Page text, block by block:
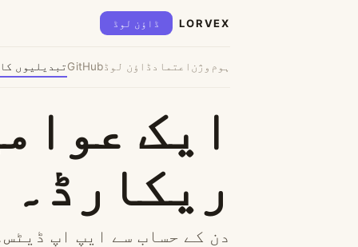
LORVEX ڈاؤن لوڈ
ہوم وژن اعتماد ڈاؤن لوڈGitHubتبدیلیوں کا
ایک
ریکارڈ۔
دن کے حساب سے ایپ اپ ڈیٹس۔